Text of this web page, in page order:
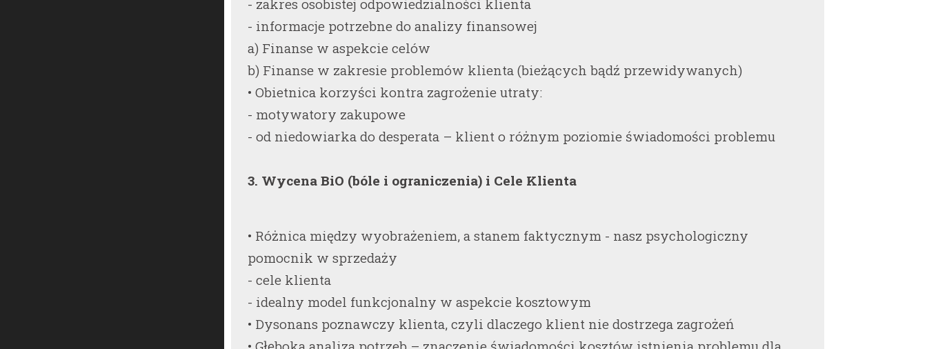
- zakres osobistej odpowiedzialności klienta
- informacje potrzebne do analizy finansowej
a) Finanse w aspekcie celów
b) Finanse w zakresie problemów klienta (bieżących bądź przewidywanych)
• Obietnica korzyści kontra zagrożenie utraty:
- motywatory zakupowe
- od niedowiarka do desperata – klient o różnym poziomie świadomości problemu
3. Wycena BiO (bóle i ograniczenia) i Cele Klienta
• Różnica między wyobrażeniem, a stanem faktycznym - nasz psychologiczny
pomocnik w sprzedaży
- cele klienta
- idealny model funkcjonalny w aspekcie kosztowym
• Dysonans poznawczy klienta, czyli dlaczego klient nie dostrzega zagrożeń